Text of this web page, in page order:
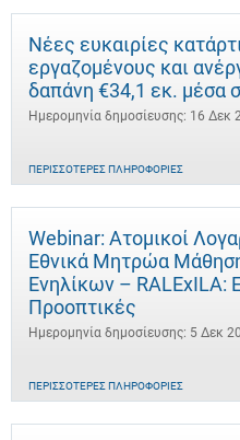
Νέες ευκαιρίες
εργαζομένους και
δαπάνη €34,1 εκ. μέσα
Ημερομηνία δημοσίευσης: 16 Δεκ
ΠΕΡΙΣΣΌΤΕΡΕΣ ΠΛΗΡΟΦΟΡΊΕΣ
Webinar: Ατομικοί
Εθνικά Μητρώα
Ενηλίκων – RALExILA:
Προοπτικές
Ημερομηνία δημοσίευσης: 5 Δεκ
ΠΕΡΙΣΣΌΤΕΡΕΣ ΠΛΗΡΟΦΟΡΊΕΣ